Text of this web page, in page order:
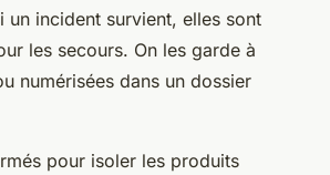
un incident survient, elles sont
les secours. On les garde à
numérisées dans un dossier
pour isoler les produits